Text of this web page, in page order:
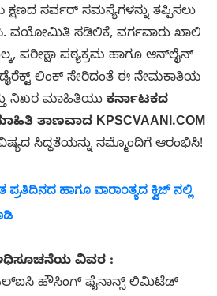
ಸರ್ವರ್ ಸಮಸ್ಯೆಗಳನ್ನು ತಪ್ಪಿಸಲು
ವಯೋಮಿತಿ ಸಡಿಲಿಕೆ, ವರ್ಗವಾರು ಖಾಲಿ
ಪರೀಕ್ಷಾ ಪಠ್ಯಕ್ರಮ ಹಾಗೂ ಆನ್‌ಲೈನ್
ಲಿಂಕ್ ಸೇರಿದಂತೆ ಈ ನೇಮಕಾತಿಯ
ನಿಖರ ಮಾಹಿತಿಯು ಕರ್ನಾಟಕದ
ತಾಣವಾದ KPSCVAANI.COM
ಸಿದ್ಧತೆಯನ್ನು ನಮ್ಮೊಂದಿಗೆ ಆರಂಭಿಸಿ!
ಹಾಗೂ ವಾರಾಂತ್ಯದ ಕ್ವಿಜ್ ನಲ್ಲಿ
ವಿವರ :
ಹೌಸಿಂಗ್ ಫೈನಾನ್ಸ್ ಲಿಮಿಟೆಡ್